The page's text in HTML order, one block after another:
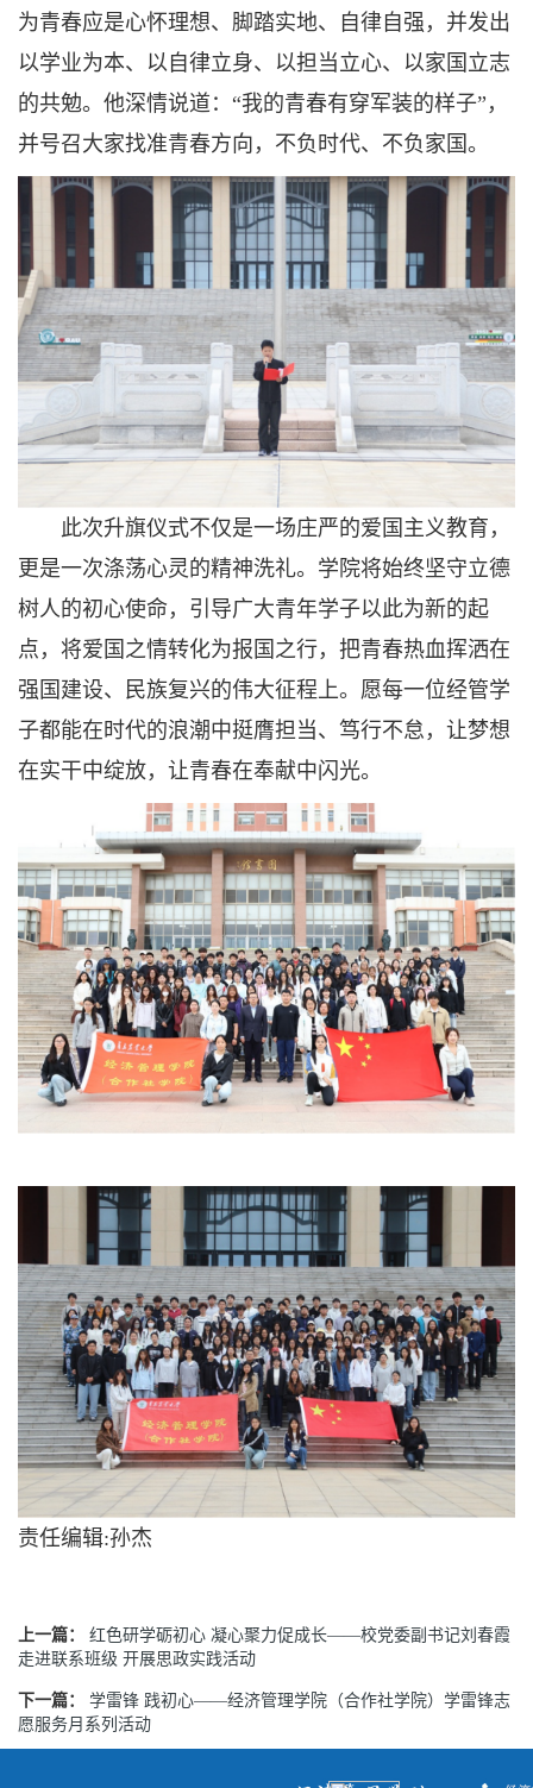
为青春应是心怀理想、脚踏实地、自律自强，并发出
以学业为本、以自律立身、以担当立心、以家国立志
的共勉。他深情说道：“我的青春有穿军装的样子”，
并号召大家找准青春方向，不负时代、不负家国。
此次升旗仪式不仅是一场庄严的爱国主义教育，
更是一次涤荡心灵的精神洗礼。学院将始终坚守立德
树人的初心使命，引导广大青年学子以此为新的起
点，将爱国之情转化为报国之行，把青春热血挥洒在
强国建设、民族复兴的伟大征程上。愿每一位经管学
子都能在时代的浪潮中挺膺担当、笃行不怠，让梦想
在实干中绽放，让青春在奉献中闪光。
责任编辑:孙杰
上一篇：
红色研学砺初心 凝心聚力促成长——校党委副书记刘春霞
走进联系班级 开展思政实践活动
下一篇：
学雷锋 践初心——经济管理学院（合作社学院）学雷锋志
愿服务月系列活动